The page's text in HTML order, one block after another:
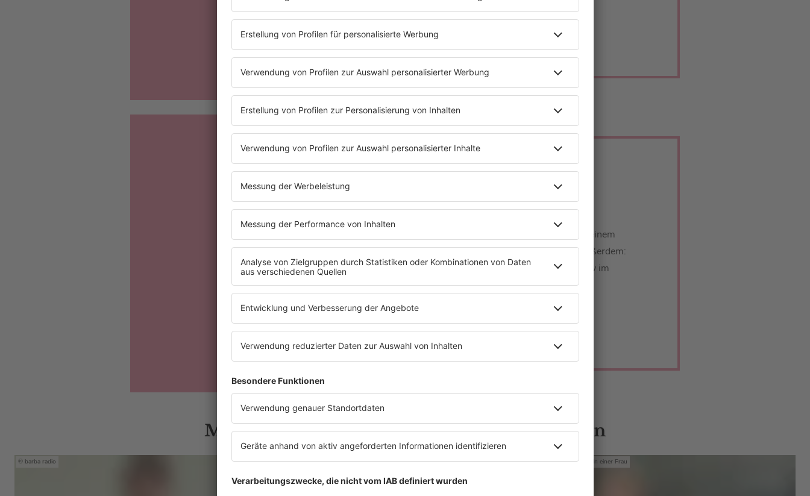
Podcastfolge.
KAROLINE HERFURTH
Sie erklärt, wie es ist, wenn sie als Schauspielerin in einem
Film mitspielt, in dem sie gleichzeitig Regie führt. Außerdem:
Karoline findet, dass Barbara dringend eine Spielshow im
Fernsehen moderieren sollte, zu der sie Karoline
selbstverständlich einlädt.
Mehr News zu Barbara Schönebergers Gästen
barba radio Mit den Waffeln einer Frau Mit den Waffeln einer Frau